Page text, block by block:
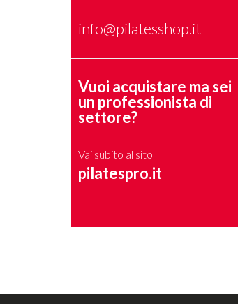
info@pilatesshop.it
Vuoi acquistare ma sei
un professionista di
settore?
Vai subito al sito
pilatespro.it